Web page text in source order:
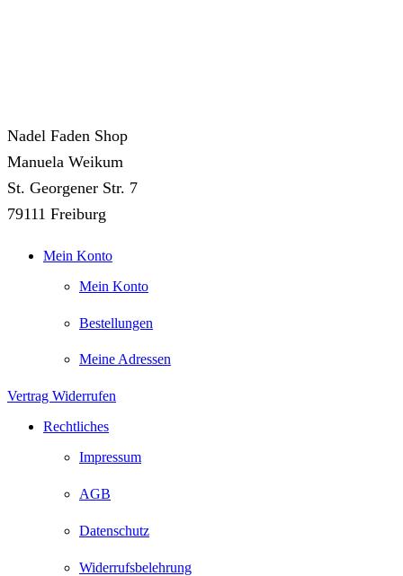
Nadel Faden Shop
Manuela Weikum
St. Georgener Str. 7
79111 Freiburg
Mein Konto
Mein Konto
Bestellungen
Meine Adressen
Vertrag Widerrufen
Rechtliches
Impressum
AGB
Datenschutz
Widerrufsbelehrung